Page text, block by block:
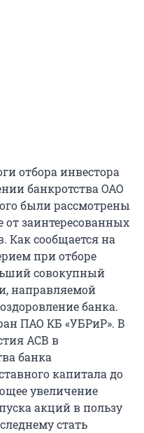
отбора инвестора
банкротства ОАО
были рассмотрены
заинтересованных
Как сообщается на
при отборе
совокупный
направляемой
банка.
ПАО КБ «УБРиР». В
АСВ в
банка
капитала до
увеличение
акций в пользу
стать